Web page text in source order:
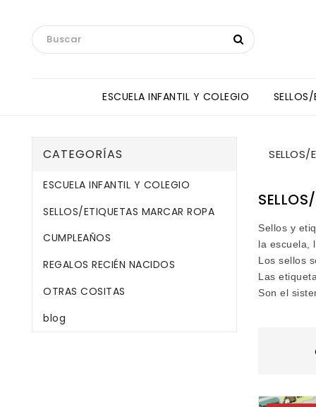
ESCUELA INFANTIL Y COLEGIO
CATEGORÍAS
ESCUELA INFANTIL Y COLEGIO
SELLOS/ETIQUETAS MARCAR ROPA
CUMPLEAÑOS
REGALOS RECIÉN NACIDOS
OTRAS COSITAS
blog
SELLOS/
Sellos y
la escuela,
Los sellos
Las
Son el